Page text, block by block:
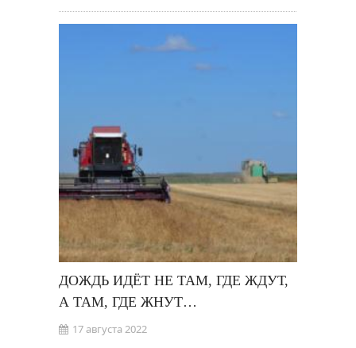
ДОЖДЬ ИДЁТ НЕ ТАМ, ГДЕ ЖДУТ,
А ТАМ, ГДЕ ЖНУТ…
17 августа 2022